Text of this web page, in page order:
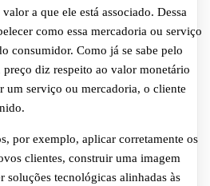
a que ele está associado. Dessa
como essa mercadoria ou serviço
consumidor. Como já se sabe pelo
diz respeito ao valor monetário
um serviço ou mercadoria, o cliente
por exemplo, aplicar corretamente os
clientes, construir uma imagem
soluções tecnológicas alinhadas às